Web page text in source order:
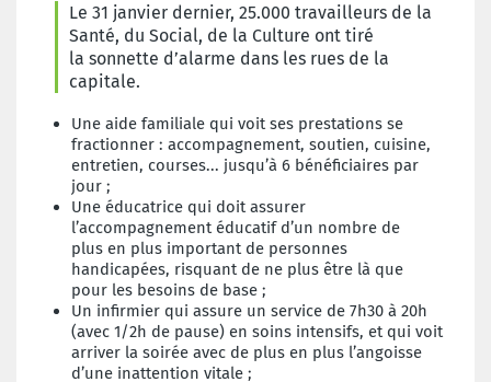
Le 31 janvier dernier, 25.000 travailleurs de la
Santé, du Social, de la Culture ont tiré
la sonnette d’alarme dans les rues de la
capitale.
Une aide familiale qui voit ses prestations se
fractionner : accompagnement, soutien, cuisine,
entretien, courses... jusqu’à 6 bénéficiaires par
jour ;
Une éducatrice qui doit assurer
l’accompagnement éducatif d’un nombre de
plus en plus important de personnes
handicapées, risquant de ne plus être là que
pour les besoins de base ;
Un infirmier qui assure un service de 7h30 à 20h
(avec 1/2h de pause) en soins intensifs, et qui voit
arriver la soirée avec de plus en plus l’angoisse
d’une inattention vitale ;